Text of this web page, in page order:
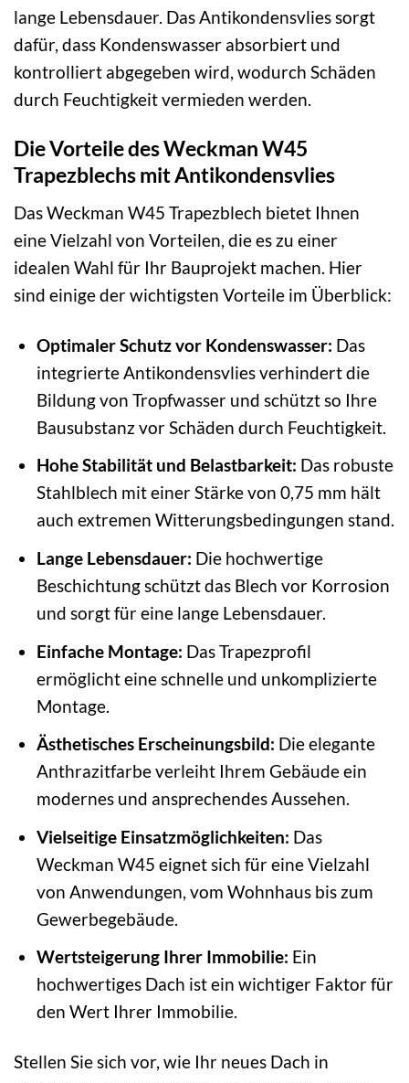
lange Lebensdauer. Das Antikondensvlies sorgt
dafür, dass Kondenswasser absorbiert und
kontrolliert abgegeben wird, wodurch Schäden
durch Feuchtigkeit vermieden werden.
Die Vorteile des Weckman W45
Trapezblechs mit Antikondensvlies
Das Weckman W45 Trapezblech bietet Ihnen
eine Vielzahl von Vorteilen, die es zu einer
idealen Wahl für Ihr Bauprojekt machen. Hier
sind einige der wichtigsten Vorteile im Überblick:
Optimaler Schutz vor Kondenswasser: Das
integrierte Antikondensvlies verhindert die
Bildung von Tropfwasser und schützt so Ihre
Bausubstanz vor Schäden durch Feuchtigkeit.
Hohe Stabilität und Belastbarkeit: Das robuste
Stahlblech mit einer Stärke von 0,75 mm hält
auch extremen Witterungsbedingungen stand.
Lange Lebensdauer: Die hochwertige
Beschichtung schützt das Blech vor Korrosion
und sorgt für eine lange Lebensdauer.
Einfache Montage: Das Trapezprofil
ermöglicht eine schnelle und unkomplizierte
Montage.
Ästhetisches Erscheinungsbild: Die elegante
Anthrazitfarbe verleiht Ihrem Gebäude ein
modernes und ansprechendes Aussehen.
Vielseitige Einsatzmöglichkeiten: Das
Weckman W45 eignet sich für eine Vielzahl
von Anwendungen, vom Wohnhaus bis zum
Gewerbegebäude.
Wertsteigerung Ihrer Immobilie: Ein
hochwertiges Dach ist ein wichtiger Faktor für
den Wert Ihrer Immobilie.
Stellen Sie sich vor, wie Ihr neues Dach in